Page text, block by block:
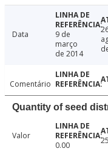
Data
9 de
março
de 2014
Comentário
Quantity of seed
Valor
0.00